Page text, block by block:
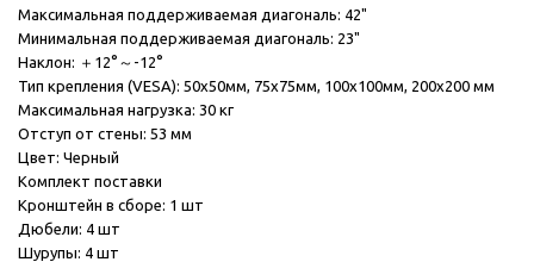
Максимальная поддерживаемая диагональ: 42"
Минимальная поддерживаемая диагональ: 23"
Наклон: ＋12°～-12°
Тип крепления (VESA): 50x50мм, 75x75мм, 100x100мм, 200х200 мм
Максимальная нагрузка: 30 кг
Отступ от стены: 53 мм
Цвет: Черный
Комплект поставки
Кронштейн в cборе: 1 шт
Дюбели: 4 шт
Шурупы: 4 шт